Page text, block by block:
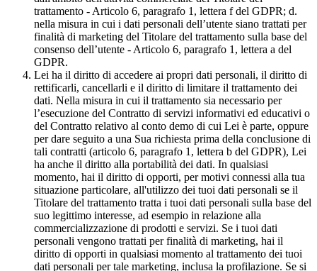
trattamento - Articolo 6, paragrafo 1, lettera f del GDPR; d.
nella misura in cui i dati personali dell’utente siano trattati per
finalità di marketing del Titolare del trattamento sulla base del
consenso dell’utente - Articolo 6, paragrafo 1, lettera a del
GDPR.
Lei ha il diritto di accedere ai propri dati personali, il diritto di
rettificarli, cancellarli e il diritto di limitare il trattamento dei
dati. Nella misura in cui il trattamento sia necessario per
l’esecuzione del Contratto di servizi informativi ed educativi o
del Contratto relativo al conto demo di cui Lei è parte, oppure
per dare seguito a una Sua richiesta prima della conclusione di
tali contratti (articolo 6, paragrafo 1, lettera b del GDPR), Lei
ha anche il diritto alla portabilità dei dati. In qualsiasi
momento, hai il diritto di opporti, per motivi connessi alla tua
situazione particolare, all'utilizzo dei tuoi dati personali se il
Titolare del trattamento tratta i tuoi dati personali sulla base del
suo legittimo interesse, ad esempio in relazione alla
commercializzazione di prodotti e servizi. Se i tuoi dati
personali vengono trattati per finalità di marketing, hai il
diritto di opporti in qualsiasi momento al trattamento dei tuoi
dati personali per tale marketing, inclusa la profilazione. Se si